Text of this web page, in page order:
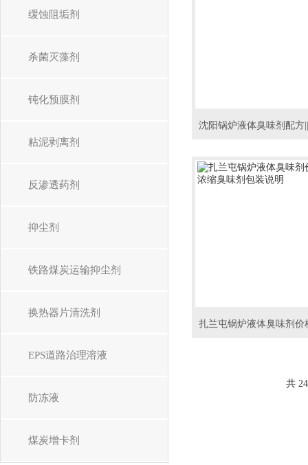
缓蚀阻垢剂
杀菌灭藻剂
钝化预膜剂
粘泥剥离剂
反渗透药剂
抑尘剂
铁路煤炭运输抑尘剂
换热器片清洗剂
EPS道路治理溶液
防冻液
煤炭增卡剂
共